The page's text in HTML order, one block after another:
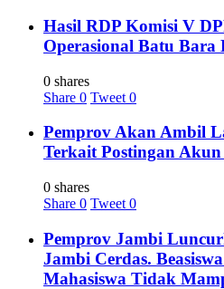
Hasil RDP Komisi V
Operasional Batu Bara
0 shares
Share 0 Tweet 0
Pemprov Akan Ambil
Terkait Postingan
0 shares
Share 0 Tweet 0
Pemprov Jambi
Jambi Cerdas.
Mahasiswa Tidak